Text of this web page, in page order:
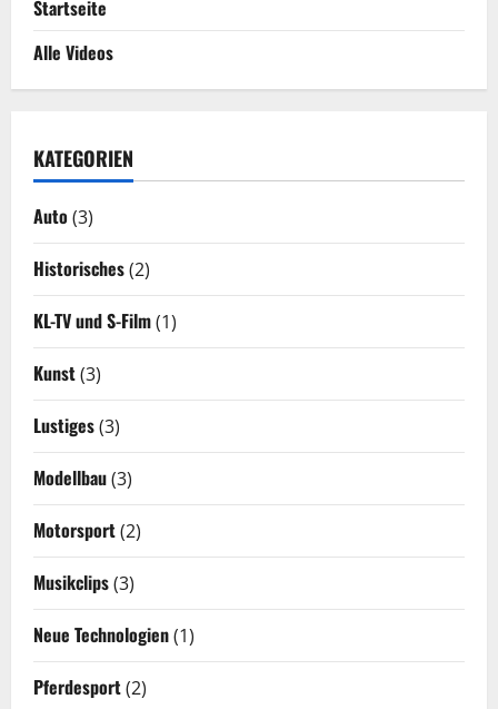
Startseite
Alle Videos
KATEGORIEN
Auto(3)
Historisches(2)
KL-TV und S-Film(1)
Kunst(3)
Lustiges(3)
Modellbau(3)
Motorsport(2)
Musikclips(3)
Neue Technologien(1)
Pferdesport(2)